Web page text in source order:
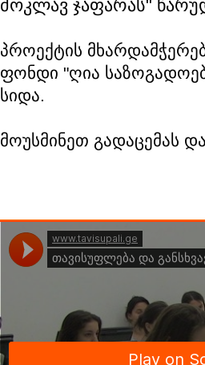
მოკლავ ჯაფარას"
პროექტის
ფონდი "ღია
სიდა.
მოუსმინეთ გადაცემას